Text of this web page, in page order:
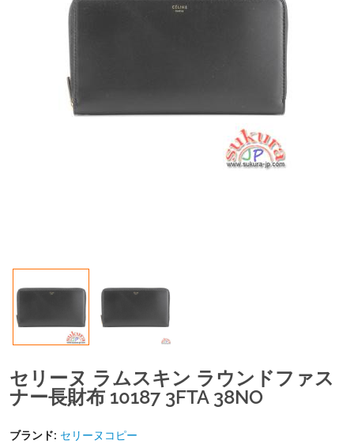
セリーヌ ラムスキン ラウンドファス
ナー長財布 10187 3FTA 38NO
ブランド: セリーヌコピー